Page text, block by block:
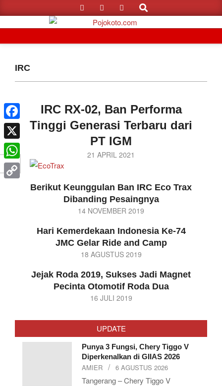
to
content
Search
IRC
IRC RX-02, Ban Performa
Tinggi Generasi Terbaru dari
PT IGM
04-
21 APRIL 2021
Berikut Keunggulan Ban IRC Eco Trax
Dibanding Pesaingnya
14 NOVEMBER 2019
Hari Kemerdekaan Indonesia Ke-74
JMC Gelar Ride and Camp
18
18 AGUSTUS 2019
Jejak Roda 2019, Sukses Jadi Magnet
Pecinta Otomotif Roda Dua
16
16 JULI 2019
UPDATE
Punya 3 Fungsi, Chery Tiggo V
Diperkenalkan di GIIAS 2026
AMIER 6 AGUSTUS 2026
Tangerang – Chery Tiggo V
Facebook
X
WhatsApp